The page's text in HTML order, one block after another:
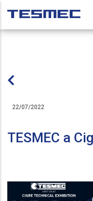
main
22/07/2022
TESMEC a